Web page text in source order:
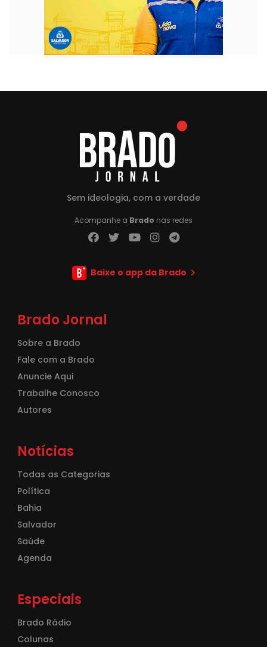
Sem ideologia, com a verdade
Acompanhe a Brado nas redes
Baixe o app da Brado
Brado Jornal
Sobre a Brado
Fale com a Brado
Anuncie Aqui
Trabalhe Conosco
Autores
Notícias
Todas as Categorias
Política
Bahia
Salvador
Saúde
Agenda
Especiais
Brado Rádio
Colunas